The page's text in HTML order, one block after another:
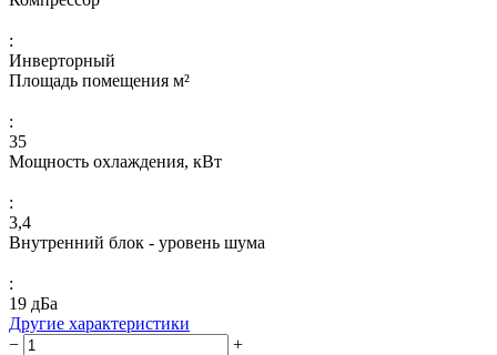
:
Инверторный
Площадь помещения м²
:
35
Мощность охлаждения, кВт
:
3,4
Внутренний блок - уровень шума
:
19 дБа
Другие характеристики
−
+